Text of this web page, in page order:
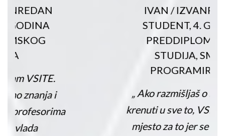
IZVANREDAN
STUDENT, 4. GODINA
PREDDIPLOMSKOG
STUDIJA, SMJER
PROGRAMIRANJE
„ Ako razmišljaš o IT-ju i kako
krenuti u sve to, VSITE je pravo
mjesto za to jer se počinje od